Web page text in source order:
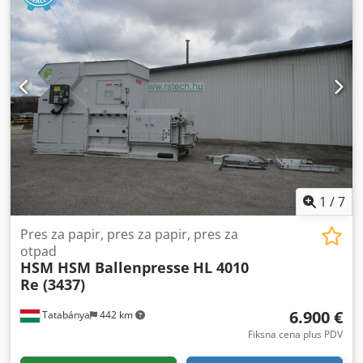
širina viljuške:250 mm
dimenzija prednje gume:12.00*20, dimenzija zadnje
gume: 12.00*20 , Oprema:
bočni pomak, centralizovani
sistem podmazivanja, kabina, osvetljenje, Kalmar
EKG160-12 Li-Ion Godina izgradnje: 2024 grudnjak: 263
Mast: Dupleks standard Visina podizanja: 5.500 mm
Chedpfjwa Syiox Angsa Guma: 12.00 * 20
1 /7
Tatabánya 442 km
Pres za papir, pres za papir, pres za
otpad
HSM HSM Ballenpresse HL 4010
Re (3437)
6.900 €
Fiksna cena plus PDV